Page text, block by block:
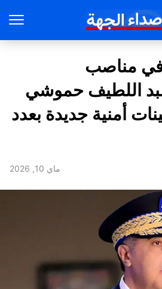
في مناصب
اللطيف حموشي
أمنية جديدة بعدد
ماي 10, 2026